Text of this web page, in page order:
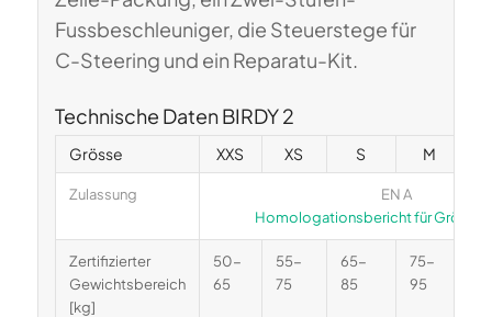
Fussbeschleuniger, die Steuerstege für
C-Steering und ein Reparatu-Kit.
Technische Daten BIRDY 2
Grösse XXS XS S M
Zulassung
EN A
Homologationsbericht für Grösse
Zertifizierter
Gewichtsbereich
[kg]
50-
65
55-
75
65-
85
75-
95